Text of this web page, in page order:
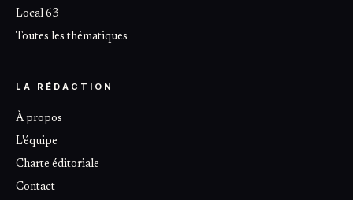
Local 63
Toutes les thématiques
LA RÉDACTION
À propos
L'équipe
Charte éditoriale
Contact